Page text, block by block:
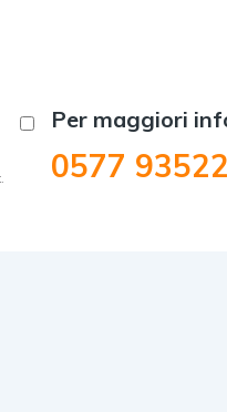
Per maggiori
0577